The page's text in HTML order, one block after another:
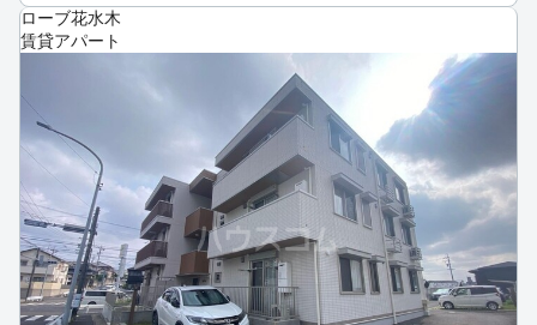
ローブ花水木
賃貸アパート